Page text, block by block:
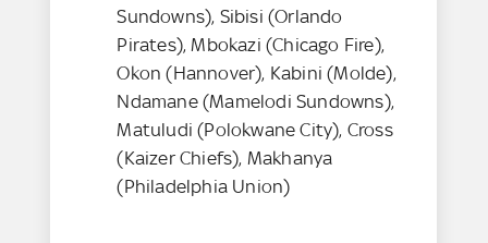
Sundowns), Sibisi (Orlando
Pirates), Mbokazi (Chicago Fire),
Okon (Hannover), Kabini (Molde),
Ndamane (Mamelodi Sundowns),
Matuludi (Polokwane City), Cross
(Kaizer Chiefs), Makhanya
(Philadelphia Union)